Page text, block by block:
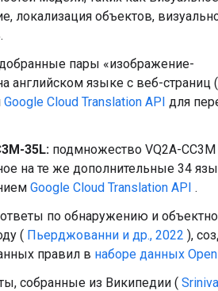
локализация объектов,
пары «изображение-
английском языке с веб-страниц (
Google Cloud Translation API для
35L: подмножество VQ2A-CC3M
на те же дополнительные 34
Google Cloud Translation API .
по обнаружению и
( Пьерджованни и др., 2022 ),
правил в наборе данных
собранные из Википедии (